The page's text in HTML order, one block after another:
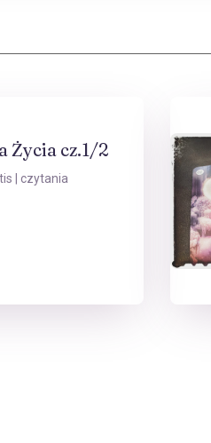
Życia cz.1/2
| czytania